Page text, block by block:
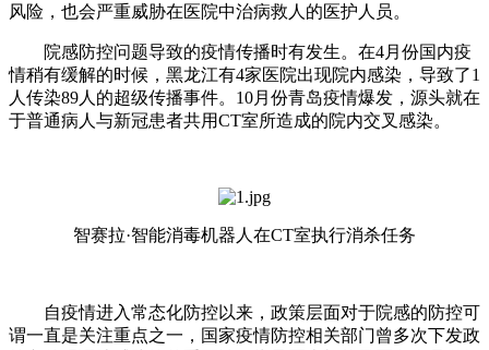
风险，也会严重威胁在医院中治病救人的医护人员。
院感防控问题导致的疫情传播时有发生。在4月份国内疫
情稍有缓解的时候，黑龙江有4家医院出现院内感染，导致了1
人传染89人的超级传播事件。10月份青岛疫情爆发，源头就在
于普通病人与新冠患者共用CT室所造成的院内交叉感染。
智赛拉·智能消毒机器人在CT室执行消杀任务
自疫情进入常态化防控以来，政策层面对于院感的防控可
谓一直是关注重点之一，国家疫情防控相关部门曾多次下发政